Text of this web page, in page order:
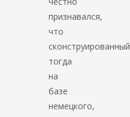
признавался,
что
сконструированный
тогда
на
базе
немецкого,